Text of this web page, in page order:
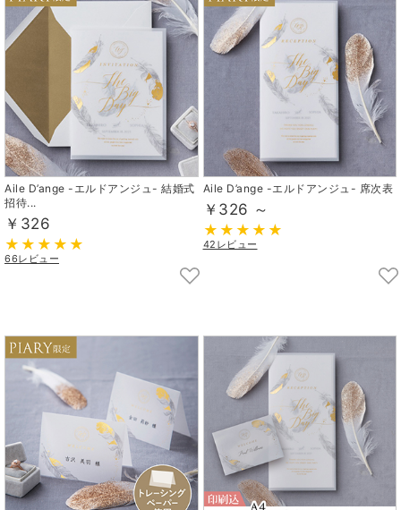
Aile D’ange -エルドアンジュ- 結婚式
招待...
￥326
66レビュー
Aile D’ange -エルドアンジュ- 席次表
￥326 ～
42レビュー